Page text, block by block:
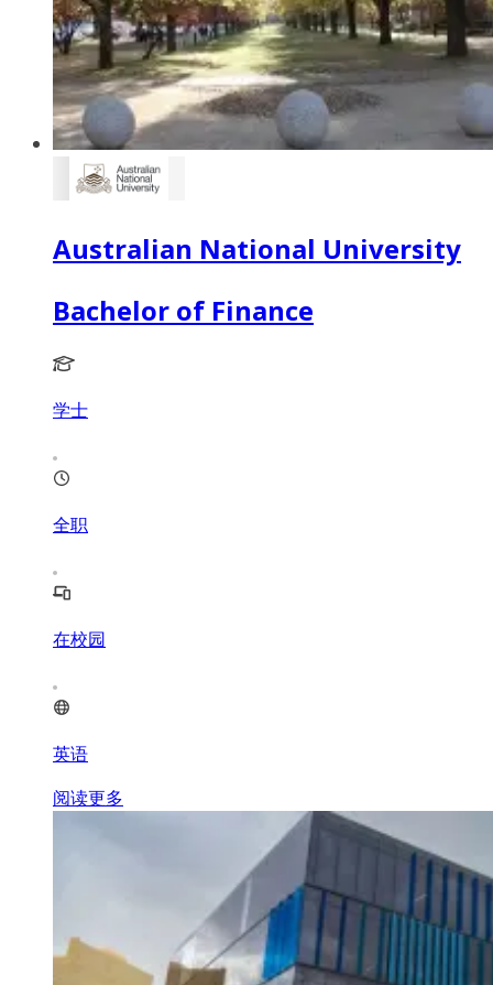
Australian National University
Bachelor of Finance
学士
全职
在校园
英语
阅读更多